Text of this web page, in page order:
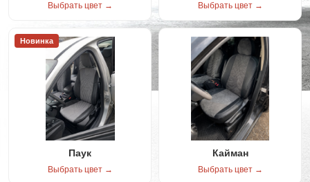
Выбрать цвет → Выбрать цвет →
Новинка
Паук
Выбрать цвет →
Кайман
Выбрать цвет →